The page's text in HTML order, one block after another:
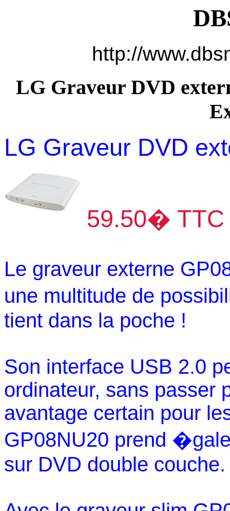
http://
LG Graveur DVD
LG Graveur DVD
59.50� TTC
Le graveur externe
une multitude de
tient dans la poche !
Son interface USB 2.0
ordinateur, sans passer
avantage certain pour
GP08NU20 prend
sur DVD double couche.